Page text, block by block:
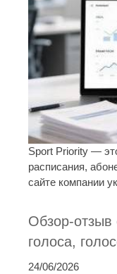
Sport Priority —
расписания,
сайте компании
Обзор-отзыв
голоса,
24/06/2026